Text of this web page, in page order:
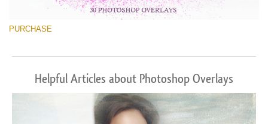
PURCHASE
Helpful Articles about Photoshop Overlays